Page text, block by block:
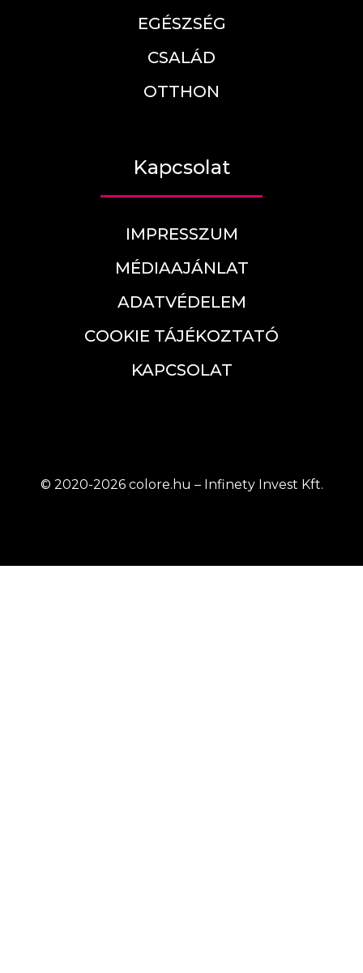
EGÉSZSÉG
CSALÁD
OTTHON
Kapcsolat
IMPRESSZUM
MÉDIAAJÁNLAT
ADATVÉDELEM
COOKIE TÁJÉKOZTATÓ
KAPCSOLAT
© 2020-2026 colore.hu – Infinety Invest Kft.